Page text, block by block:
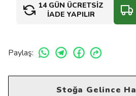
14 GÜN ÜCRETSİZ
İADE YAPILIR
Paylaş:
Stoğa Gelince